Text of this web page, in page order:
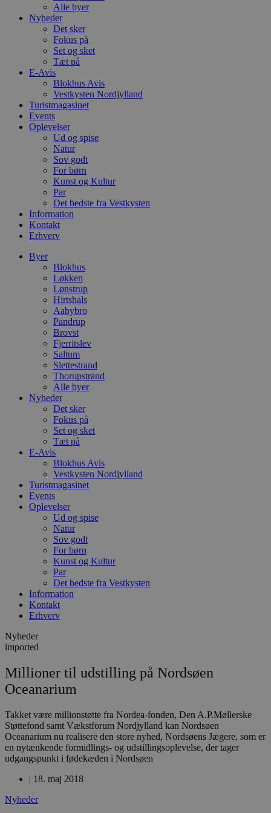
Alle byer
Nyheder
Det sker
Fokus på
Set og sket
Tæt på
E-Avis
Blokhus Avis
Vestkysten Nordjylland
Turistmagasinet
Events
Oplevelser
Ud og spise
Natur
Sov godt
For børn
Kunst og Kultur
Par
Det bedste fra Vestkysten
Information
Kontakt
Erhverv
Byer
Blokhus
Løkken
Lønstrup
Hirtshals
Aabybro
Pandrup
Brovst
Fjerritslev
Saltum
Slettestrand
Thorupstrand
Alle byer
Nyheder
Det sker
Fokus på
Set og sket
Tæt på
E-Avis
Blokhus Avis
Vestkysten Nordjylland
Turistmagasinet
Events
Oplevelser
Ud og spise
Natur
Sov godt
For børn
Kunst og Kultur
Par
Det bedste fra Vestkysten
Information
Kontakt
Erhverv
Nyheder
imported
Millioner til udstilling på Nordsøen
Oceanarium
Takket være millionstøtte fra Nordea-fonden, Den A.P.Møllerske
Støttefond samt Vækstforum Nordjylland kan Nordsøen
Oceanarium nu realisere den store nyhed, Nordsøens Jægere, som er
en nytænkende formidlings- og udstillingsoplevelse, der tager
udgangspunkt i fødekæden i Nordsøen
| 18. maj 2018
Nyheder